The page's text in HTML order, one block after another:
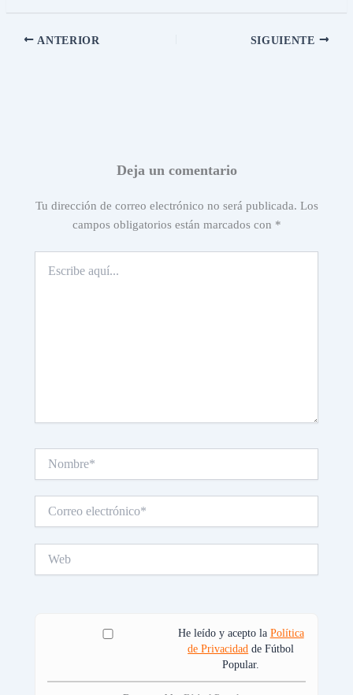
ANTERIOR SIGUIENTE
Deja un comentario
Tu dirección de correo electrónico no será publicada. Los
campos obligatorios están marcados con *
aquí...
electrónico*
He leído y acepto la Política
de Privacidad de Fútbol
Popular.